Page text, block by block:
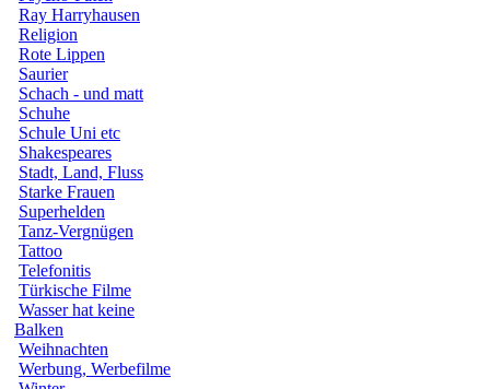
Ray Harryhausen
Religion
Rote Lippen
Saurier
Schach - und matt
Schuhe
Schule Uni etc
Shakespeares
Stadt, Land, Fluss
Starke Frauen
Superhelden
Tanz-Vergnügen
Tattoo
Telefonitis
Türkische Filme
Wasser hat keine
Balken
Weihnachten
Werbung, Werbefilme